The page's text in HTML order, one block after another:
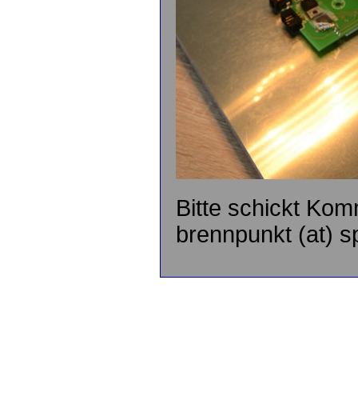
Bitte schickt
brennpunkt (at)